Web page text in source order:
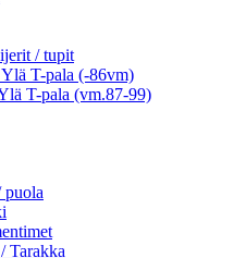
/ tupit
T-pala (-86vm)
T-pala (vm.87-99)
puola
Tarakka